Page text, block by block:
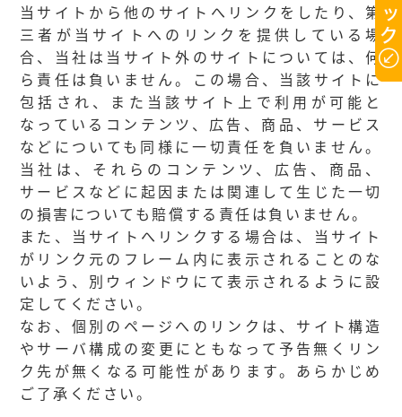
当サイトから他のサイトへリンクをしたり、第
三者が当サイトへのリンクを提供している場
合、当社は当サイト外のサイトについては、何
ら責任は負いません。この場合、当該サイトに
包括され、また当該サイト上で利用が可能と
なっているコンテンツ、広告、商品、サービス
などについても同様に一切責任を負いません。
当社は、それらのコンテンツ、広告、商品、
サービスなどに起因または関連して生じた一切
の損害についても賠償する責任は負いません。
また、当サイトへリンクする場合は、当サイト
がリンク元のフレーム内に表示されることのな
いよう、別ウィンドウにて表示されるように設
定してください。
なお、個別のページへのリンクは、サイト構造
やサーバ構成の変更にともなって予告無くリン
ク先が無くなる可能性があります。あらかじめ
ご了承ください。